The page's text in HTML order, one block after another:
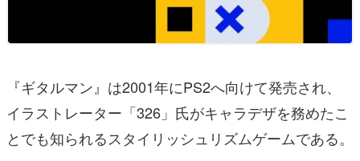
『ギタルマン』は2001年にPS2へ向けて発売され、
イラストレーター「326」氏がキャラデザを務めたこ
とでも知られるスタイリッシュリズムゲームである。